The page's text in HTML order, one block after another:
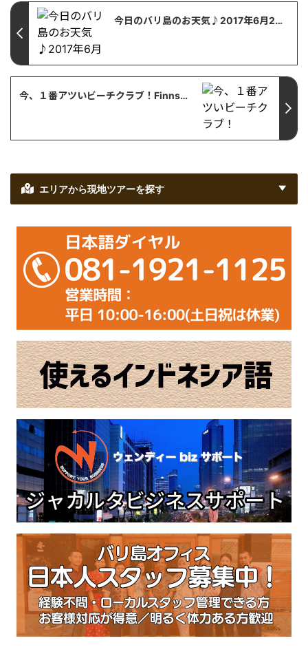
今日のバリ島のお天気♪2017年6月20日
今、１番アツいビーチクラブ！Finns！【バリ島・観光情報】
エリアから現地ツアーを探す